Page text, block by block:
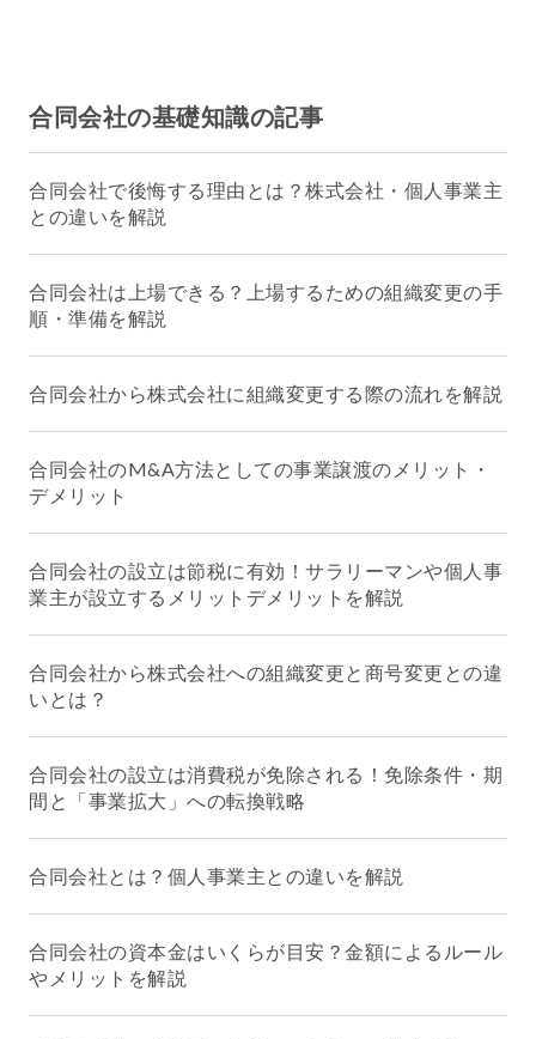
合同会社の基礎知識の記事
合同会社で後悔する理由とは？株式会社・個人事業主
との違いを解説
合同会社は上場できる？上場するための組織変更の手
順・準備を解説
合同会社から株式会社に組織変更する際の流れを解説
合同会社のM&A方法としての事業譲渡のメリット・
デメリット
合同会社の設立は節税に有効！サラリーマンや個人事
業主が設立するメリットデメリットを解説
合同会社から株式会社への組織変更と商号変更との違
いとは？
合同会社の設立は消費税が免除される！免除条件・期
間と「事業拡大」への転換戦略
合同会社とは？個人事業主との違いを解説
合同会社の資本金はいくらが目安？金額によるルール
やメリットを解説